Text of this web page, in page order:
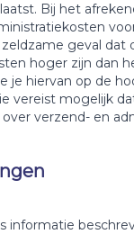
Bij het
geval dat
hoger zijn dan
je hiervan op de
vereist mogelijk
verzend- en
informatie